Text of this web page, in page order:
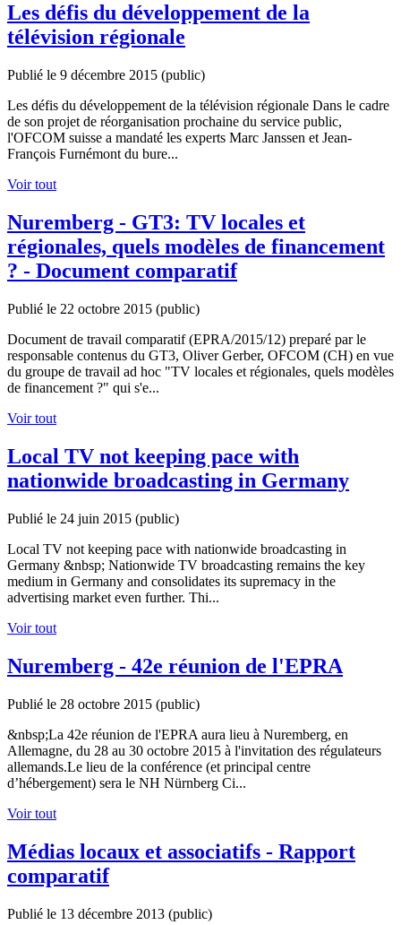
Les défis du développement de la
télévision régionale
Publié le 9 décembre 2015 (public)
Les défis du développement de la télévision régionale Dans le cadre
de son projet de réorganisation prochaine du service public,
l'OFCOM suisse a mandaté les experts Marc Janssen et Jean-
François Furnémont du bure...
Voir tout
Nuremberg - GT3: TV locales et
régionales, quels modèles de financement
? - Document comparatif
Publié le 22 octobre 2015 (public)
Document de travail comparatif (EPRA/2015/12) preparé par le
responsable contenus du GT3, Oliver Gerber, OFCOM (CH) en vue
du groupe de travail ad hoc "TV locales et régionales, quels modèles
de financement ?" qui s'e...
Voir tout
Local TV not keeping pace with
nationwide broadcasting in Germany
Publié le 24 juin 2015 (public)
Local TV not keeping pace with nationwide broadcasting in
Germany &nbsp; Nationwide TV broadcasting remains the key
medium in Germany and consolidates its supremacy in the
advertising market even further. Thi...
Voir tout
Nuremberg - 42e réunion de l'EPRA
Publié le 28 octobre 2015 (public)
&nbsp;La 42e réunion de l'EPRA aura lieu à Nuremberg, en
Allemagne, du 28 au 30 octobre 2015 à l'invitation des régulateurs
allemands.Le lieu de la conférence (et principal centre
d’hébergement) sera le NH Nürnberg Ci...
Voir tout
Médias locaux et associatifs - Rapport
comparatif
Publié le 13 décembre 2013 (public)